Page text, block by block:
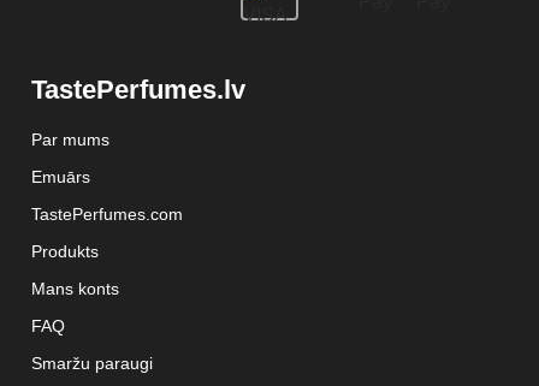
TastePerfumes.lv
Par mums
Emuārs
TastePerfumes.com
Produkts
Mans konts
FAQ
Smaržu paraugi